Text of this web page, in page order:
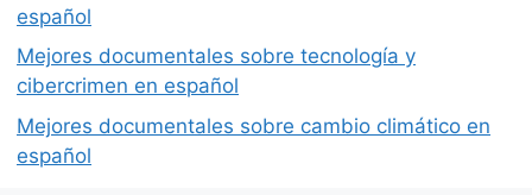
español
Mejores documentales sobre tecnología y
cibercrimen en español
Mejores documentales sobre cambio climático en
español